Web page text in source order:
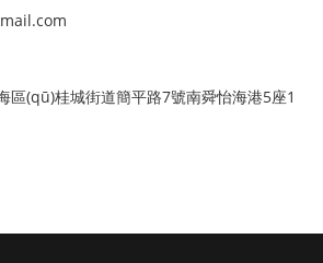
區(qū)桂城街道簡平路7號南舜怡海港5座1